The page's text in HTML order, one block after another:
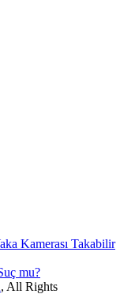
Kamerası Takabilir
mu?
, All Rights